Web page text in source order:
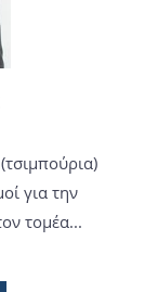
για την
τομέα...